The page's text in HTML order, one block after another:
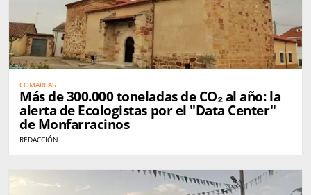
COMARCAS
Más de 300.000 toneladas de CO₂ al año: la
alerta de Ecologistas por el "Data Center"
de Monfarracinos
REDACCIÓN